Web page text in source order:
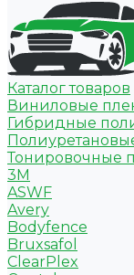
Каталог товаров
Виниловые
Гибридные
Тонировочные
3M
ASWF
Avery
Bodyfence
Bruxsafol
ClearPlex